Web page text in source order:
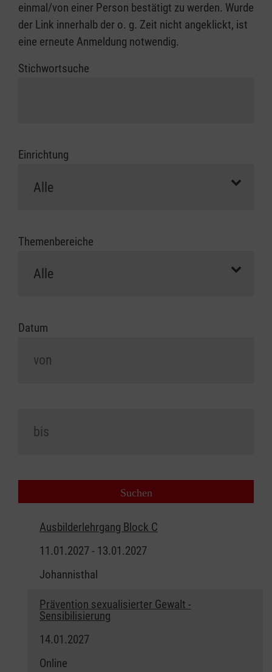
einmal/von einer Person bestätigt zu werden. Wurde
der Link innerhalb der o. g. Zeit nicht angeklickt, ist
eine erneute Anmeldung notwendig.
Stichwortsuche
Einrichtung
Themenbereiche
Datum
Ausbilderlehrgang Block C
11.01.2027 - 13.01.2027
Johannisthal
Prävention sexualisierter Gewalt -
Sensibilisierung
14.01.2027
Online